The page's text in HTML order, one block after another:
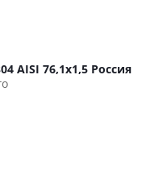
AISI 76,1х1,5 Россия